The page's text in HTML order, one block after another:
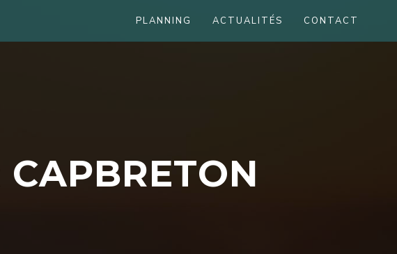
PLANNING ACTUALITÉS CONTACT
CAPBRETON